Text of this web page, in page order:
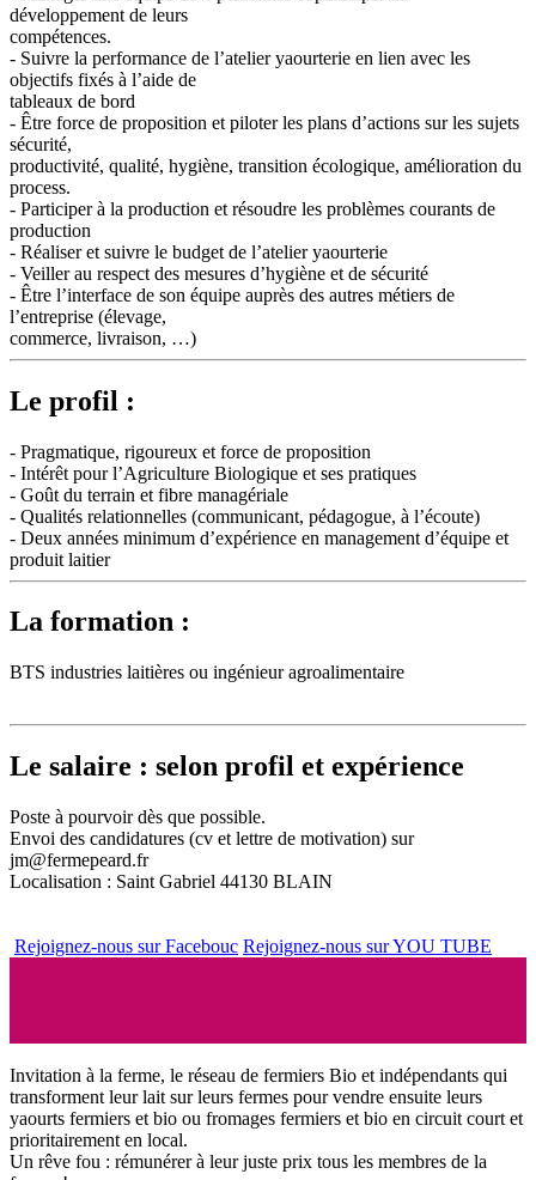
développement de leurs
compétences.
- Suivre la performance de l’atelier yaourterie en lien avec les
objectifs fixés à l’aide de
tableaux de bord
- Être force de proposition et piloter les plans d’actions sur les sujets
sécurité,
productivité, qualité, hygiène, transition écologique, amélioration du
process.
- Participer à la production et résoudre les problèmes courants de
production
- Réaliser et suivre le budget de l’atelier yaourterie
- Veiller au respect des mesures d’hygiène et de sécurité
- Être l’interface de son équipe auprès des autres métiers de
l’entreprise (élevage,
commerce, livraison, …)
Le profil :
- Pragmatique, rigoureux et force de proposition
- Intérêt pour l’Agriculture Biologique et ses pratiques
- Goût du terrain et fibre managériale
- Qualités relationnelles (communicant, pédagogue, à l’écoute)
- Deux années minimum d’expérience en management d’équipe et
produit laitier
La formation :
BTS industries laitières ou ingénieur agroalimentaire
Le salaire : selon profil et expérience
Poste à pourvoir dès que possible.
Envoi des candidatures (cv et lettre de motivation) sur
jm@fermepeard.fr
Localisation : Saint Gabriel 44130 BLAIN
Rejoignez-nous sur Facebouc Rejoignez-nous sur YOU TUBE
Invitation à la ferme, le réseau de fermiers Bio et indépendants qui
transforment leur lait sur leurs fermes pour vendre ensuite leurs
yaourts fermiers et bio ou fromages fermiers et bio en circuit court et
prioritairement en local.
Un rêve fou : rémunérer à leur juste prix tous les membres de la